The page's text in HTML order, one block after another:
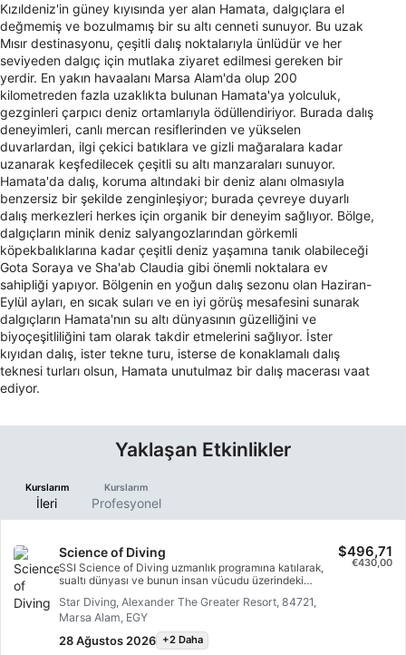
Kızıldeniz'in güney kıyısında yer alan Hamata, dalgıçlara el
değmemiş ve bozulmamış bir su altı cenneti sunuyor. Bu uzak
Mısır destinasyonu, çeşitli dalış noktalarıyla ünlüdür ve her
seviyeden dalgıç için mutlaka ziyaret edilmesi gereken bir
yerdir. En yakın havaalanı Marsa Alam'da olup 200
kilometreden fazla uzaklıkta bulunan Hamata'ya yolculuk,
gezginleri çarpıcı deniz ortamlarıyla ödüllendiriyor. Burada dalış
deneyimleri, canlı mercan resiflerinden ve yükselen
duvarlardan, ilgi çekici batıklara ve gizli mağaralara kadar
uzanarak keşfedilecek çeşitli su altı manzaraları sunuyor.
Hamata'da dalış, koruma altındaki bir deniz alanı olmasıyla
benzersiz bir şekilde zenginleşiyor; burada çevreye duyarlı
dalış merkezleri herkes için organik bir deneyim sağlıyor. Bölge,
dalgıçların minik deniz salyangozlarından görkemli
köpekbalıklarına kadar çeşitli deniz yaşamına tanık olabileceği
Gota Soraya ve Sha'ab Claudia gibi önemli noktalara ev
sahipliği yapıyor. Bölgenin en yoğun dalış sezonu olan Haziran-
Eylül ayları, en sıcak suları ve en iyi görüş mesafesini sunarak
dalgıçların Hamata'nın su altı dünyasının güzelliğini ve
biyoçeşitliliğini tam olarak takdir etmelerini sağlıyor. İster
kıyıdan dalış, ister tekne turu, isterse de konaklamalı dalış
teknesi turları olsun, Hamata unutulmaz bir dalış macerası vaat
ediyor.
Yaklaşan Etkinlikler
Kurslarım
İleri
Kurslarım
Profesyonel
Science of Diving
SSI Science of Diving uzmanlık programına katılarak,
sualtı dünyası ve bunun insan vücudu üzerindeki
Bu uzmanlık programı, çoğu SSI Profesyonel
programının yanı sıra bazı Extended Range programları
için zorunlu bir eğitimdir ve dalış bilginizi genişletmek
için vazgeçilmez bir yoldur. Çevrimiçi olarak sunulan bu
Star Diving, Alexander The Greater Resort, 84721,
Marsa Alam, EGY
28 Ağustos 2026 +2 Daha
$496,71
€430,00